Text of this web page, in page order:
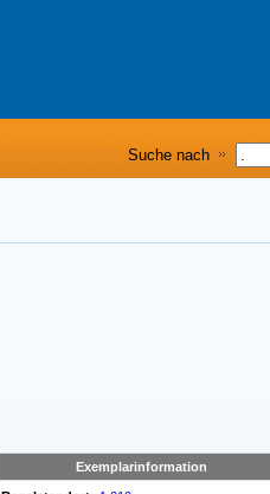
Exemplarinformation
Suche nach